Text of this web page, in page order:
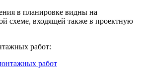
в планировке видны на
схеме, входящей также в проектную
работ: